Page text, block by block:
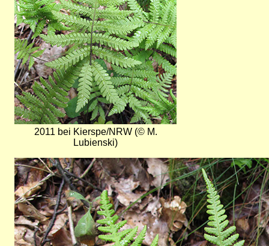
2011 bei Kierspe/NRW (© M.
Lubienski)
Bild